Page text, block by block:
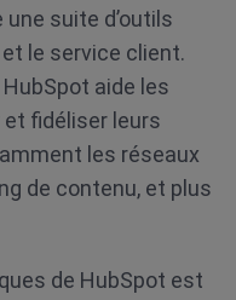
suite d’outils
le service client.
aide les
fidéliser leurs
les réseaux
de contenu, et plus
de HubSpot est